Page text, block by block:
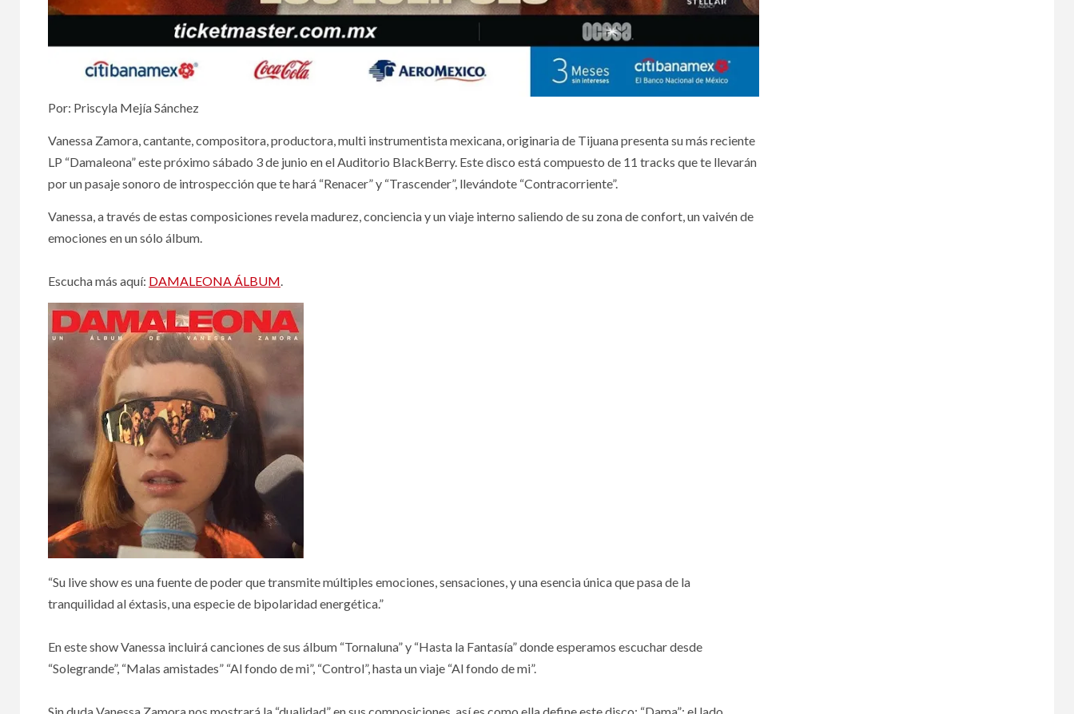
Por: Priscyla Mejía Sánchez
Vanessa Zamora, cantante, compositora, productora, multi instrumentista mexicana, originaria de Tijuana presenta su más reciente
LP “Damaleona” este próximo sábado 3 de junio en el Auditorio BlackBerry. Este disco está compuesto de 11 tracks que te llevarán
por un pasaje sonoro de introspección que te hará “Renacer” y “Trascender”, llevándote “Contracorriente”.
Vanessa, a través de estas composiciones revela madurez, conciencia y un viaje interno saliendo de su zona de confort, un vaivén de
emociones en un sólo álbum.
Escucha más aquí: DAMALEONA ÁLBUM
“Su live show es una fuente de poder que transmite múltiples emociones, sensaciones, y una esencia única que pasa de la
tranquilidad al éxtasis, una especie de bipolaridad energética.”
En este show Vanessa incluirá canciones de sus álbum “Tornaluna” y “Hasta la Fantasía” donde esperamos escuchar desde
“Solegrande”, “Malas amistades” “Al fondo de mi”, “Control”, hasta un viaje “Al fondo de mi”.
Sin duda Vanessa Zamora nos mostrará la “dualidad” en sus composiciones, así es como ella define este disco: “Dama”: el lado